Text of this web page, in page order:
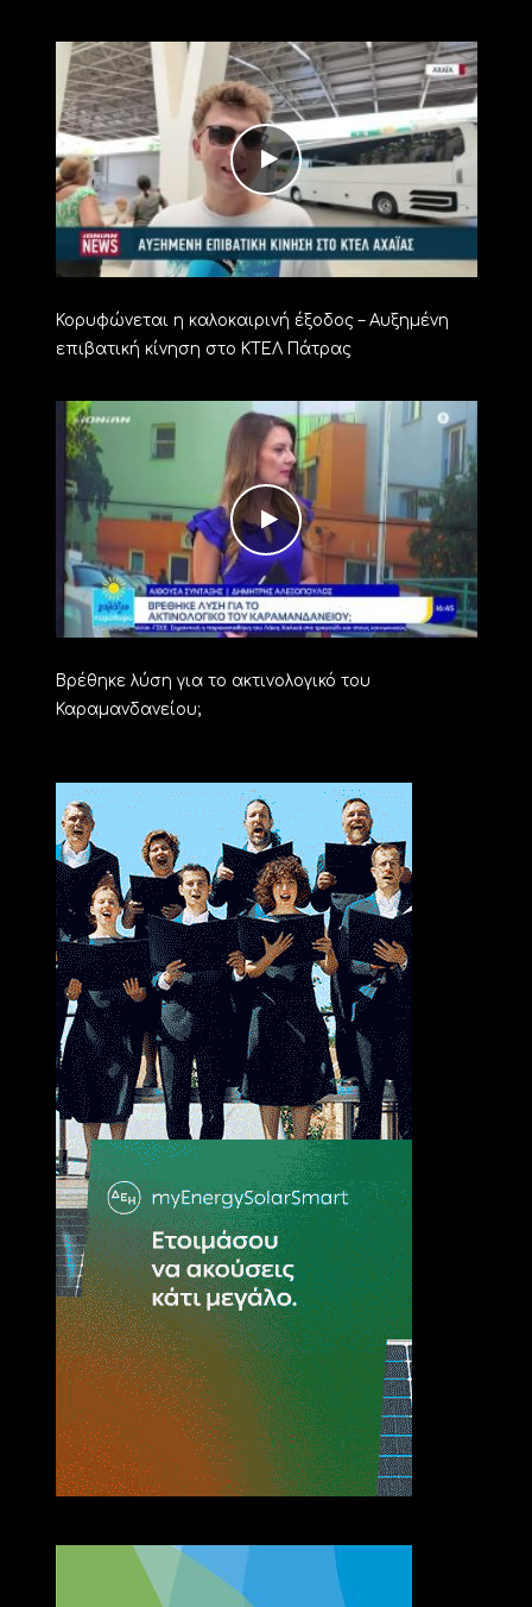
Κορυφώνεται η καλοκαιρινή έξοδος – Αυξημένη
επιβατική κίνηση στο ΚΤΕΛ Πάτρας
Βρέθηκε λύση για το ακτινολογικό του
Καραμανδανείου;